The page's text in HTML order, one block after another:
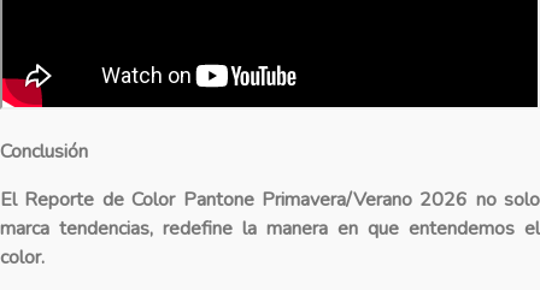
Conclusión
El Reporte de Color Pantone Primavera/Verano 2026 no solo
marca tendencias, redefine la manera en que entendemos el
color.